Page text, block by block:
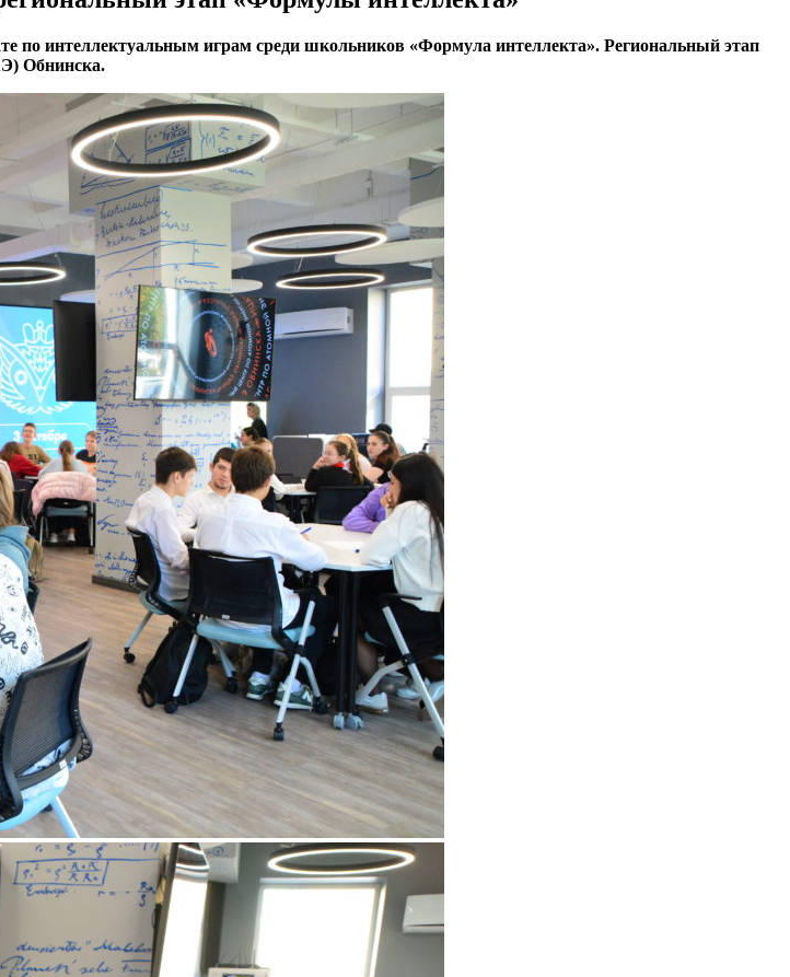
по интеллектуальным играм среди школьников «Формула интеллекта». Региональный этап
Обнинска.